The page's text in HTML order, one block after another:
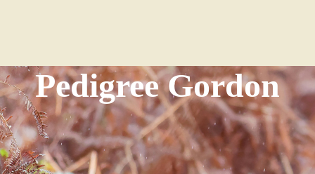
Pedigree Gordon